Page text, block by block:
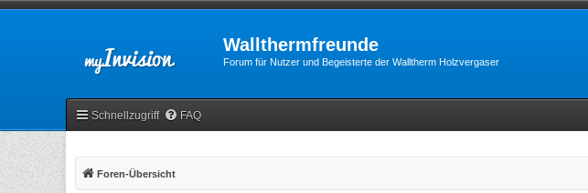
Wallthermfreunde
Forum für Nutzer und Begeisterte der Walltherm Holzvergaser
Schnellzugriff FAQ
Foren-Übersicht